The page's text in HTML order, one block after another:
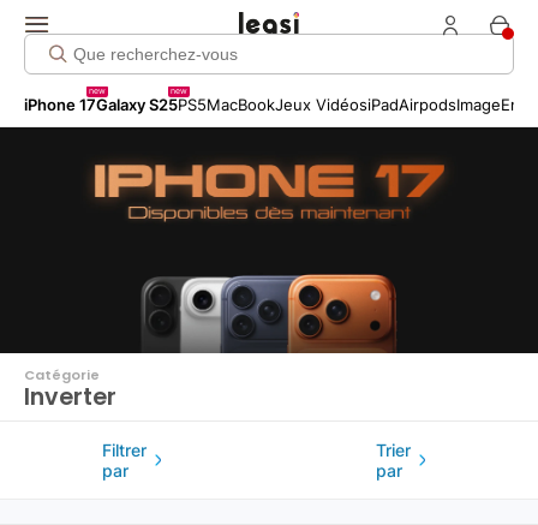
iPhone 17
new
Galaxy S25
new
PS5MacBookJeux VidéosiPadAirpodsImage
Click me!
Catégorie
Inverter
Filtrer
par
Trier
par